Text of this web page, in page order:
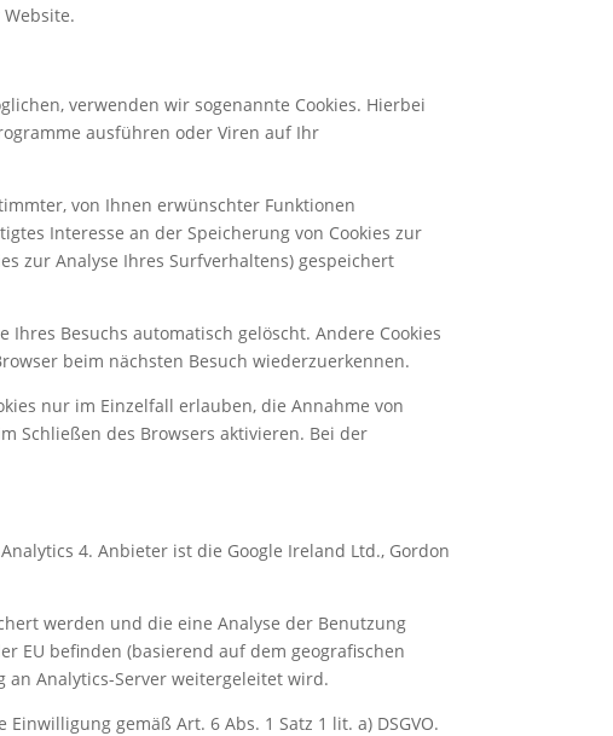
verwenden wir sogenannte Cookies. Hierbei
ausführen oder Viren auf Ihr
von Ihnen erwünschter Funktionen
Interesse an der Speicherung von Cookies zur
zur Analyse Ihres Surfverhaltens) gespeichert
Ihres Besuchs automatisch gelöscht. Andere Cookies
beim nächsten Besuch wiederzuerkennen.
nur im Einzelfall erlauben, die Annahme von
Schließen des Browsers aktivieren. Bei der
4. Anbieter ist die Google Ireland Ltd., Gordon
werden und die eine Analyse der Benutzung
EU befinden (basierend auf dem geografischen
an Analytics-Server weitergeleitet wird.
gemäß Art. 6 Abs. 1 Satz 1 lit. a) DSGVO.